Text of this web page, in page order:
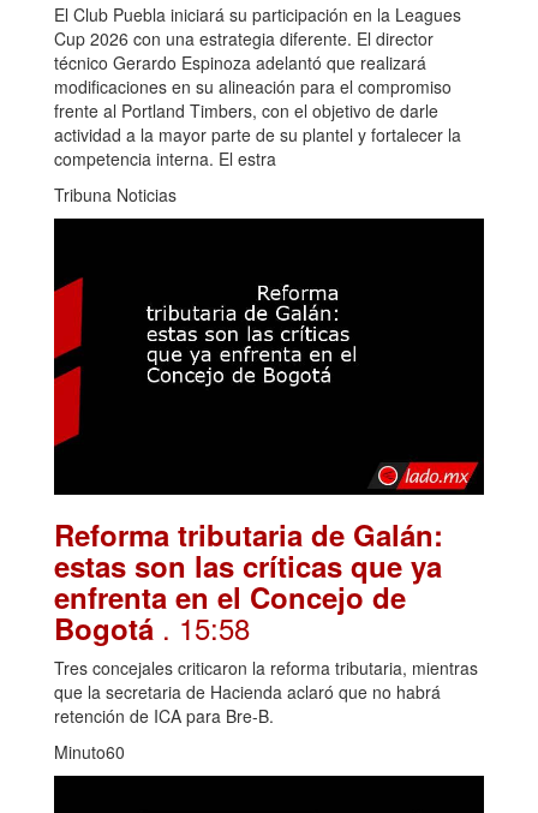
El Club Puebla iniciará su participación en la Leagues
Cup 2026 con una estrategia diferente. El director
técnico Gerardo Espinoza adelantó que realizará
modificaciones en su alineación para el compromiso
frente al Portland Timbers, con el objetivo de darle
actividad a la mayor parte de su plantel y fortalecer la
competencia interna. El estra
Tribuna Noticias
Reforma tributaria de Galán:
estas son las críticas que ya
enfrenta en el Concejo de
Bogotá . 15:58
Tres concejales criticaron la reforma tributaria, mientras
que la secretaria de Hacienda aclaró que no habrá
retención de ICA para Bre-B.
Minuto60